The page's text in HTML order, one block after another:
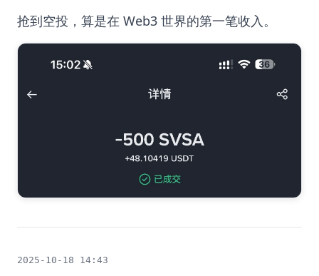
抢到空投，算是在 Web3 世界的第一笔收入。
2025-10-18 14:43